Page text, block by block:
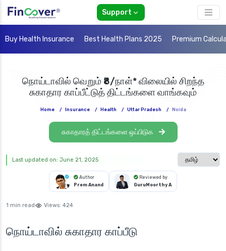
Support
Buy Health Insurance Best Health Plans 2025 Premium
நொய்டாவில் வெறும் ₹8/நாள்* விலையில் சிறந்த
சுகாதார காப்பீட்டுத் திட்டங்களை வாங்கவும்
Home / Insurance / Health / Uttar Pradesh / Noida
சுகாதாரத் திட்டங்களை ஒப்பிடுக
Select
Last updated on: June 21, 2025
Author
Prem Anand
Reviewed by
GuruMoorthy A
1 min read Views: 424
நொய்டாவில் சுகாதார காப்பீடு